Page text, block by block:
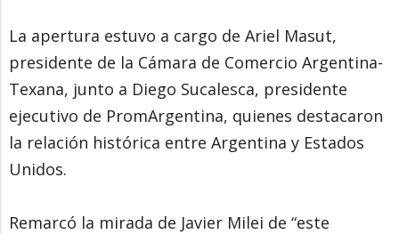
La apertura estuvo a cargo de Ariel Masut,
presidente de la Cámara de Comercio Argentina-
Texana, junto a Diego Sucalesca, presidente
ejecutivo de PromArgentina, quienes destacaron
la relación histórica entre Argentina y Estados
Unidos.
Remarcó la mirada de Javier Milei de “este